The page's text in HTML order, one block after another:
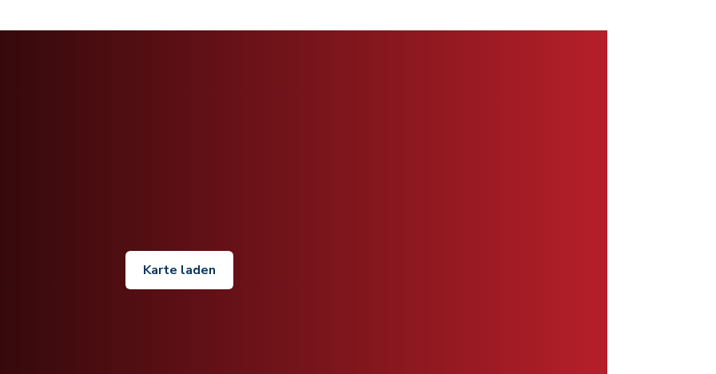
Karte laden